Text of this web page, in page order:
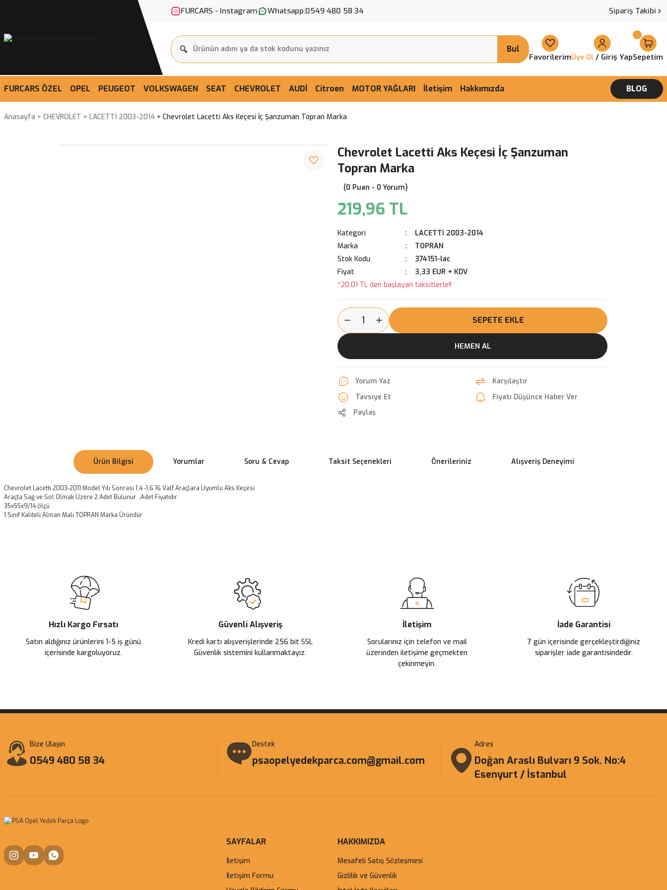
FURCARS - Instagram Whatsapp:0549 480 58 34 Sipariş Takibi
Bul
FavorilerimÜye Ol / Giriş YapSepetim
FURCARS ÖZEL OPEL PEUGEOT VOLKSWAGEN SEAT CHEVROLET AUDİ Citroen MOTOR YAĞLARI İletişim Hakkımızda BLOG
Anasayfa CHEVROLET LACETTİ 2003-2014 Chevrolet Lacetti Aks Keçesi İç Şanzuman Topran Marka
Chevrolet Lacetti Aks Keçesi İç Şanzuman
Topran Marka
(0 Puan - 0 Yorum)
219,96 TL
Kategori
LACETTİ 2003-2014
Marka
TOPRAN
Stok Kodu
374151-lac
Fiyat
3,33 EUR + KDV
*20,01 TL den başlayan taksitlerle!!
SEPETE EKLE
HEMEN AL
Yorum Yaz
Karşılaştır
Tavsiye Et
Fiyatı Düşünce Haber Ver
Paylaş
Ürün Bilgisi Yorumlar Soru & Cevap Taksit Seçenekleri Önerileriniz Alışveriş Deneyimi
Chevrolet Lacetti 2003-2011 Model Yılı Sonrası 1,4 -1,6 16 Valf Araçlara Uyumlu Aks Keçesi
Araçta Sağ ve Sol Olmak Üzere 2 Adet Bulunur ,Adet Fiyatıdır
35x55x9/14 ölçü
1.Sınıf Kaliteli Alman Malı TOPRAN Marka Üründür
Ürün açıklamasında eksik bilgiler bulunuyor.
Ürün bilgilerinde hatalar bulunuyor.
Ürün fiyatı diğer sitelerden daha pahalı.
Bu ürüne benzer farklı alternatifler olmalı.
Hızlı Kargo Fırsatı
Satın aldığınız ürünlerini 1-5 iş günü
içerisinde kargoluyoruz.
Güvenli Alışveriş
Kredi kartı alışverişlerinde 256 bit SSL
Güvenlik sistemini kullanmaktayız.
İletişim
Sorularınız için telefon ve mail
üzerinden iletişime geçmekten
çekinmeyin.
İade Garantisi
7 gün içerisinde gerçekleştirdiğiniz
siparişler iade garantisindedir.
Bize Ulaşın
0549 480 58 34
Destek
psaopelyedekparca.com@gmail.com
Adres
Doğan Araslı Bulvarı 9 Sok. No:4
Esenyurt / İstanbul
SAYFALAR
İletişim
İletişim Formu
HAKKIMIZDA
Mesafeli Satış Sözleşmesi
Gizlilik ve Güvenlik